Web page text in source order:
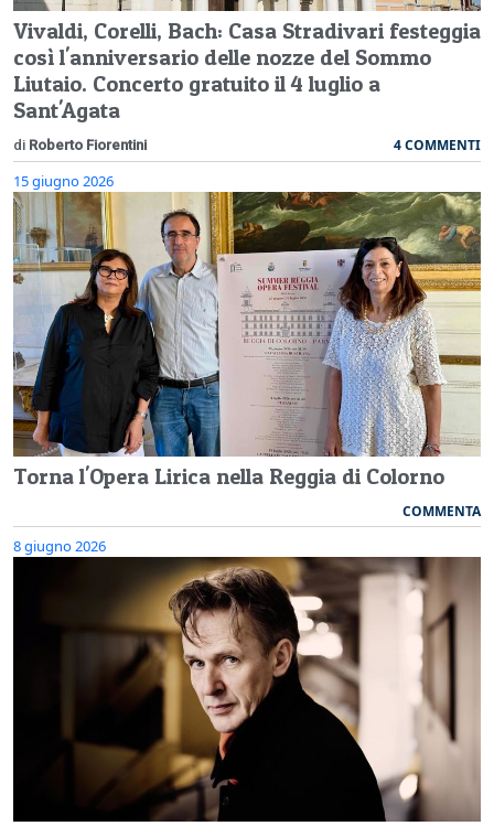
Vivaldi, Corelli, Bach: Casa Stradivari festeggia
così l'anniversario delle nozze del Sommo
Liutaio. Concerto gratuito il 4 luglio a
Sant'Agata
di Roberto Fiorentini 4 COMMENTI
15 giugno 2026
Torna l'Opera Lirica nella Reggia di Colorno
COMMENTA
8 giugno 2026